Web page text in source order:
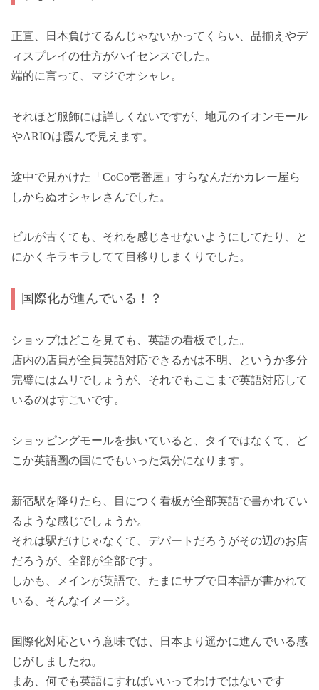
正直、日本負けてるんじゃないかってくらい、品揃えやデ
ィスプレイの仕方がハイセンスでした。
端的に言って、マジでオシャレ。
それほど服飾には詳しくないですが、地元のイオンモール
やARIOは霞んで見えます。
途中で見かけた「CoCo壱番屋」すらなんだかカレー屋ら
しからぬオシャレさんでした。
ビルが古くても、それを感じさせないようにしてたり、と
にかくキラキラしてて目移りしまくりでした。
国際化が進んでいる！？
ショップはどこを見ても、英語の看板でした。
店内の店員が全員英語対応できるかは不明、というか多分
完璧にはムリでしょうが、それでもここまで英語対応して
いるのはすごいです。
ショッピングモールを歩いていると、タイではなくて、ど
こか英語圏の国にでもいった気分になります。
新宿駅を降りたら、目につく看板が全部英語で書かれてい
るような感じでしょうか。
それは駅だけじゃなくて、デパートだろうがその辺のお店
だろうが、全部が全部です。
しかも、メインが英語で、たまにサブで日本語が書かれて
いる、そんなイメージ。
国際化対応という意味では、日本より遥かに進んでいる感
じがしましたね。
まあ、何でも英語にすればいいってわけではないです